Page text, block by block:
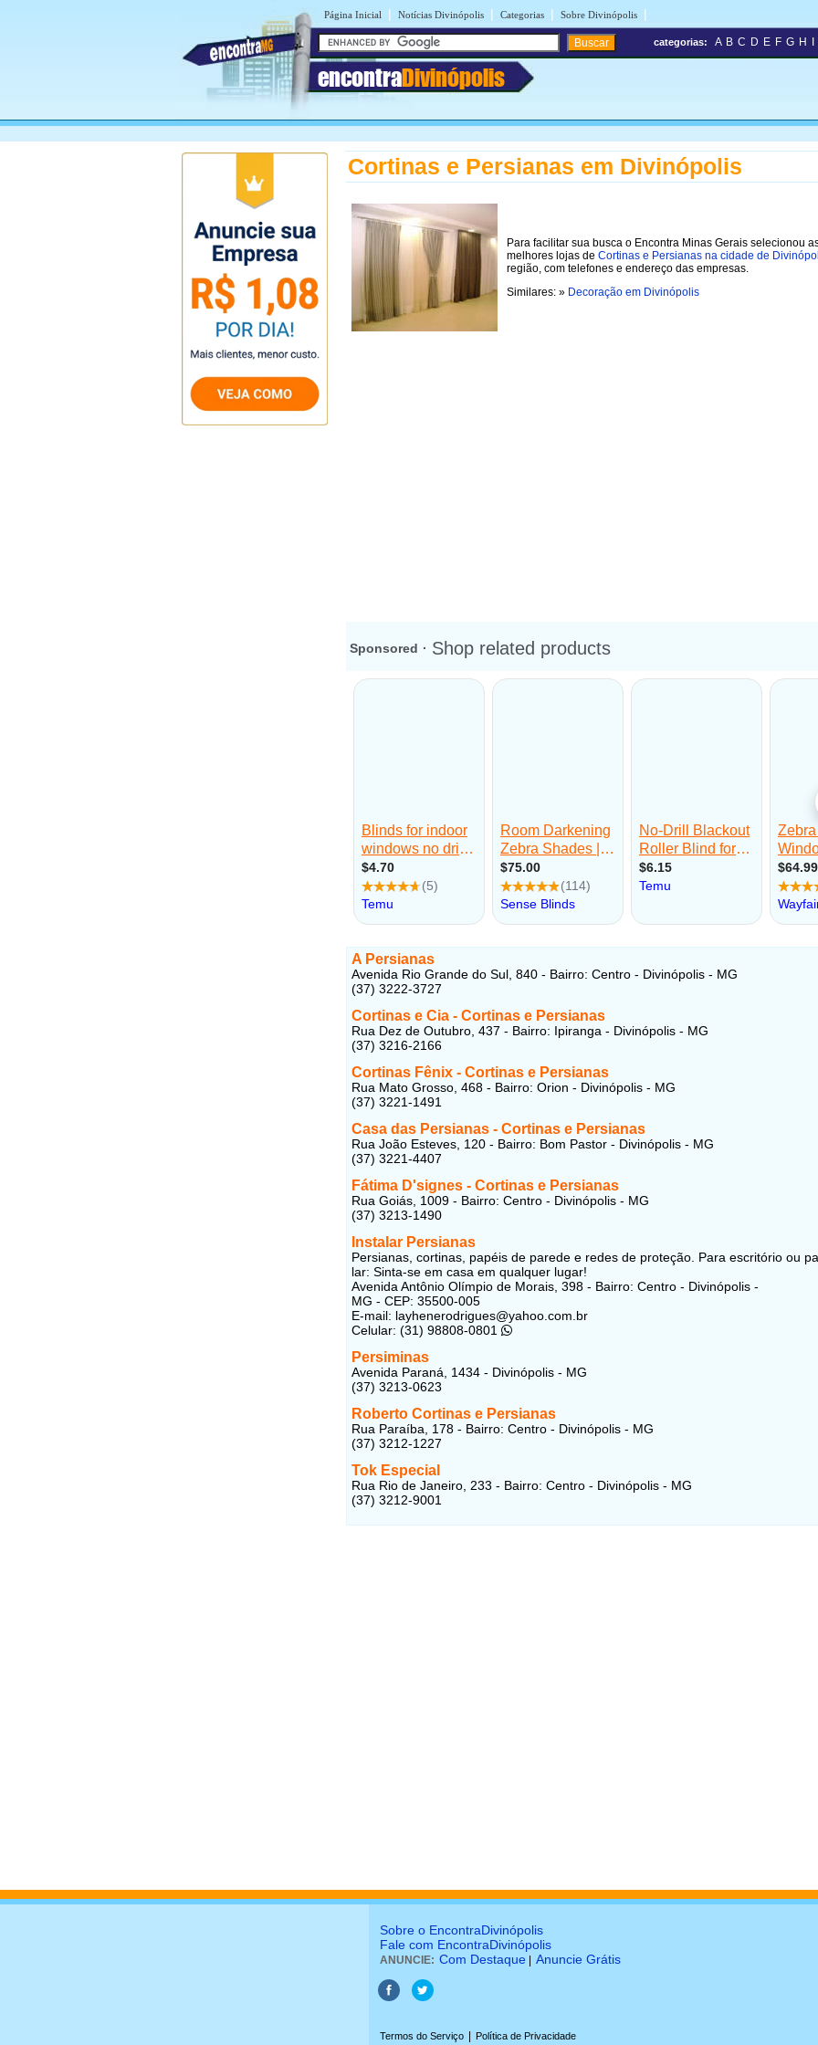
Página Inicial | Notícias Divinópolis | Categorias | Sobre Divinópolis |
encontraDivinópolis
categorias: A B C D E F G H
Cortinas e Persianas em Divinópolis
Para facilitar sua busca o Encontra Minas Gerais selecionou
melhores lojas de Cortinas e Persianas na cidade de
região, com telefones e endereço das empresas.
Similares: » Decoração em Divinópolis
A Persianas
Avenida Rio Grande do Sul, 840 - Bairro: Centro - Divinópolis - MG
(37) 3222-3727
Cortinas e Cia - Cortinas e Persianas
Rua Dez de Outubro, 437 - Bairro: Ipiranga - Divinópolis - MG
(37) 3216-2166
Cortinas Fênix - Cortinas e Persianas
Rua Mato Grosso, 468 - Bairro: Orion - Divinópolis - MG
(37) 3221-1491
Casa das Persianas - Cortinas e Persianas
Rua João Esteves, 120 - Bairro: Bom Pastor - Divinópolis - MG
(37) 3221-4407
Fátima D'signes - Cortinas e Persianas
Rua Goiás, 1009 - Bairro: Centro - Divinópolis - MG
(37) 3213-1490
Instalar Persianas
Persianas, cortinas, papéis de parede e redes de proteção. Para escritório ou
lar: Sinta-se em casa em qualquer lugar!
Avenida Antônio Olímpio de Morais, 398 - Bairro: Centro - Divinópolis -
MG - CEP: 35500-005
E-mail: layhenerodrigues@yahoo.com.br
Celular: (31) 98808-0801
Persiminas
Avenida Paraná, 1434 - Divinópolis - MG
(37) 3213-0623
Roberto Cortinas e Persianas
Rua Paraíba, 178 - Bairro: Centro - Divinópolis - MG
(37) 3212-1227
Tok Especial
Rua Rio de Janeiro, 233 - Bairro: Centro - Divinópolis - MG
(37) 3212-9001
Sobre o EncontraDivinópolis
Fale com EncontraDivinópolis
ANUNCIE: Com Destaque Anuncie Grátis
Termos do Serviço Política de Privacidade